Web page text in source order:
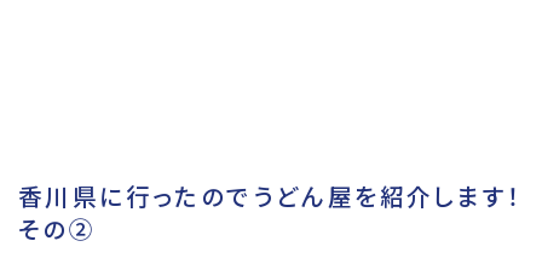
香川県に行ったのでうどん屋を紹介します！
その②